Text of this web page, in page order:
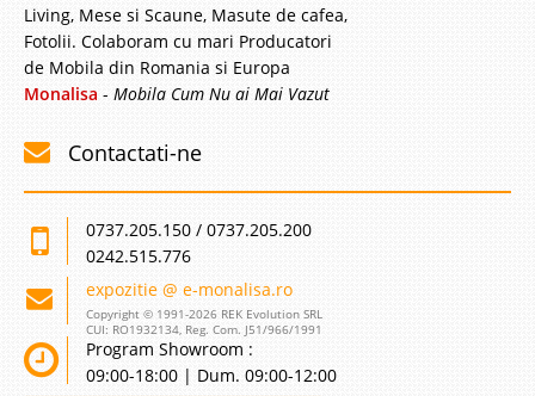
Living, Mese si Scaune, Masute de cafea,
Fotolii. Colaboram cu mari Producatori
de Mobila din Romania si Europa
Monalisa - Mobila Cum Nu ai Mai Vazut
Contactati-ne
0737.205.150 / 0737.205.200
0242.515.776
expozitie @ e-monalisa.ro
Copyright © 1991-2026 REK Evolution SRL
CUI: RO1932134, Reg. Com. J51/966/1991
Program Showroom :
09:00-18:00 | Dum. 09:00-12:00